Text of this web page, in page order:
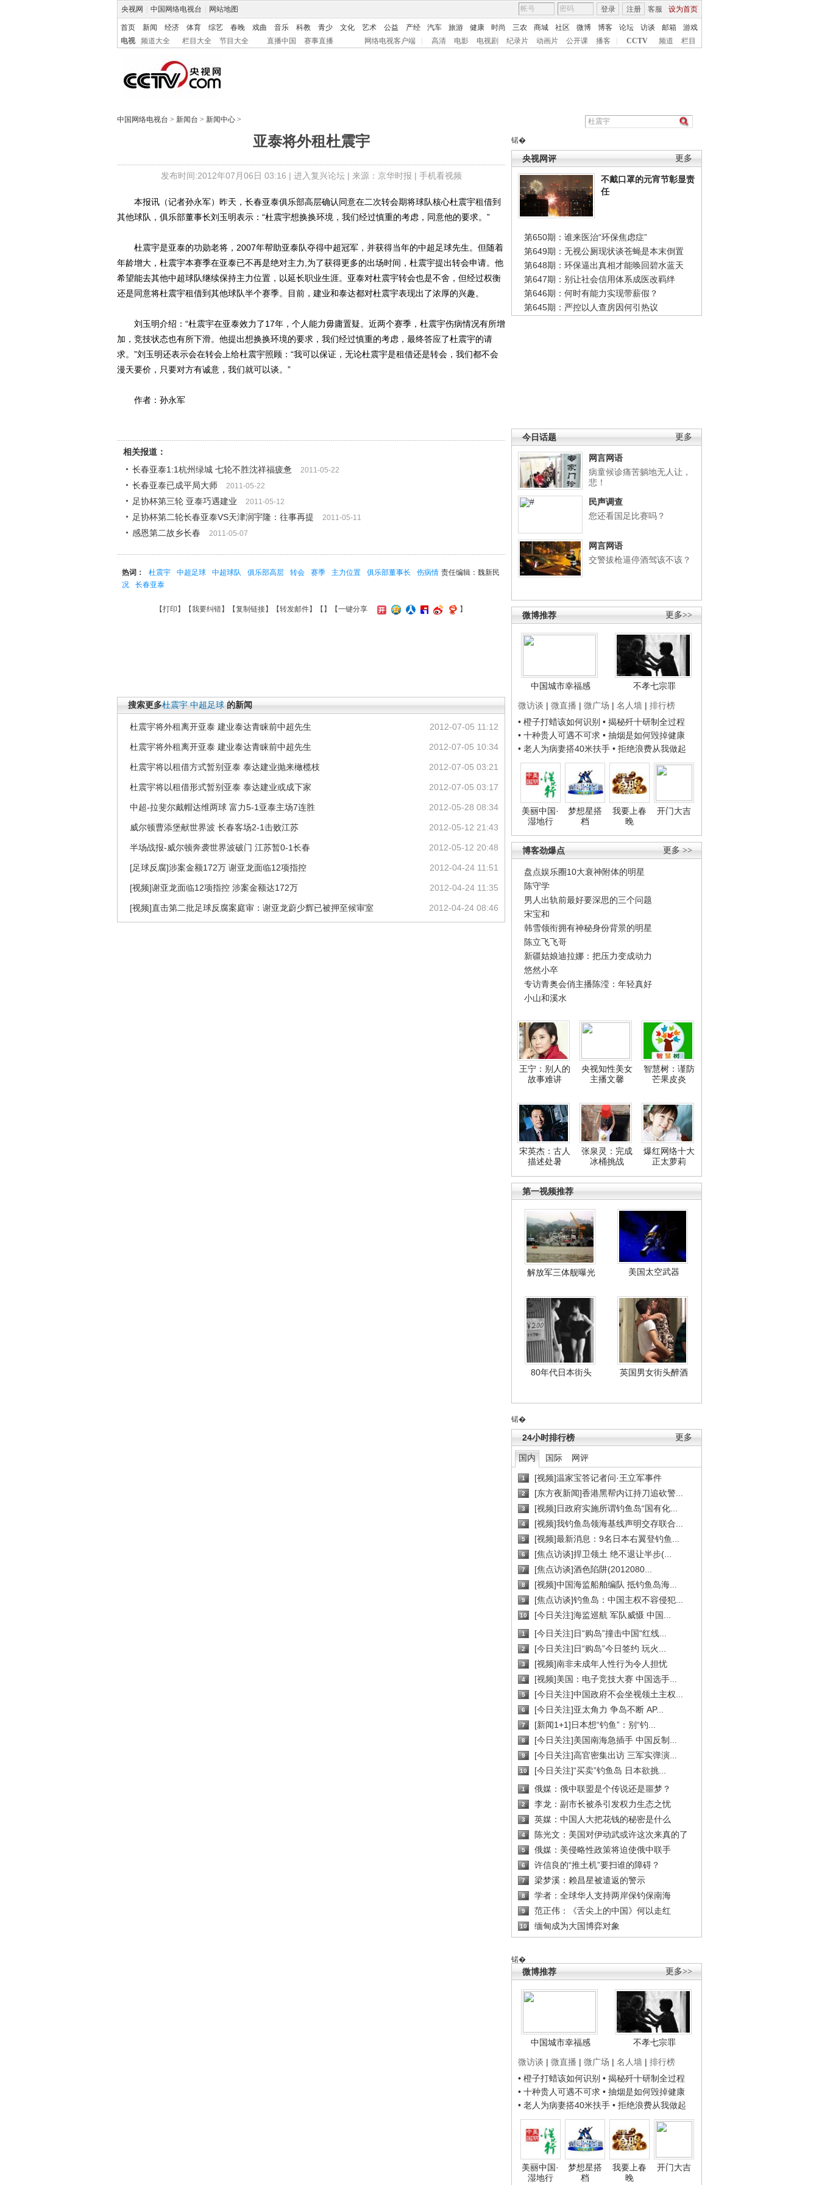
央视网 中国网络电视台 网站地图 客服 设为首页
登录 注册
首页 新闻 经济 体育 综艺 春晚 戏曲 音乐 科教 青少 文化 艺术 公益 产经 汽车 旅游 健康 时尚 三农 商城 社区 微博 博客 论坛 访谈 邮箱
游戏
电视
频道大全 栏目大全 节目大全 直播中国 赛事直播 网络电视客户端 高清 电影 电视剧 纪录片 动画片 公开课 播客 CCTV 频道 栏目
中国网络电视台 > 新闻台 > 新闻中心 >
亚泰将外租杜震宇
发布时间:2012年07月06日 03:16 | 进入复兴论坛| 来源：京华时报 | 手机看视频
锘�
更多
央视网评
不戴口罩的元宵节彰显责
任
第650期：谁来医治“环保焦虑症”
第649期：无视公厕现状谈苍蝇是本末倒置
第648期：环保逼出真相才能唤回碧水蓝天
第647期：别让社会信用体系成医改羁绊
第646期：何时有能力实现带薪假？
第645期：严控以人查房因何引热议
更多
今日话题
网言网语
病童候诊痛苦躺地无人让，
悲！
民声调查
您还看国足比赛吗？
网言网语
交警拔枪逼停酒驾该不该？
更多>>
微博推荐
中国城市幸福感
不孝七宗罪
微访谈 | 微直播 | 微广场 | 名人墙 | 排行榜
• 橙子打蜡该如何识别 • 揭秘歼十研制全过程
• 十种贵人可遇不可求 • 抽烟是如何毁掉健康
• 老人为病妻搭40米扶手 • 拒绝浪费从我做起
美丽中国·
湿地行
梦想星搭
档
我要上春
晚
开门大吉
更多 >>
博客劲爆点
盘点娱乐圈10大衰神附体的明星
陈守学
男人出轨前最好要深思的三个问题
宋宝和
韩雪领衔拥有神秘身份背景的明星
陈立飞飞哥
新疆姑娘迪拉娜：把压力变成动力
悠然小卒
专访青奥会俏主播陈滢：年轻真好
小山和溪水
王宁：别人的
故事难讲
央视知性美女
主播文馨
智慧树：谨防
芒果皮炎
宋英杰：古人
描述处暑
张泉灵：完成
冰桶挑战
爆红网络十大
正太萝莉
第一视频推荐
解放军三体舰曝光 美国太空武器
80年代日本街头 英国男女街头醉酒
锘�
更多
24小时排行榜
国内 国际 网评
1 [视频]温家宝答记者问·王立军事件
2 [东方夜新闻]香港黑帮内讧持刀追砍警...
3 [视频]日政府实施所谓钓鱼岛“国有化...
4 [视频]我钓鱼岛领海基线声明交存联合...
5 [视频]最新消息：9名日本右翼登钓鱼...
6 [焦点访谈]捍卫领土 绝不退让半步(...
7 [焦点访谈]酒色陷阱(2012080...
8 [视频]中国海监船舶编队 抵钓鱼岛海...
9 [焦点访谈]钓鱼岛：中国主权不容侵犯...
10 [今日关注]海监巡航 军队威慑 中国...
1 [今日关注]日“购岛”撞击中国“红线...
2 [今日关注]日“购岛”今日签约 玩火...
3 [视频]南非未成年人性行为令人担忧
4 [视频]美国：电子竞技大赛 中国选手...
5 [今日关注]中国政府不会坐视领土主权...
6 [今日关注]亚太角力 争岛不断 AP...
7 [新闻1+1]日本想“钓鱼”：别“钓...
8 [今日关注]美国南海急插手 中国反制...
9 [今日关注]高官密集出访 三军实弹演...
10 [今日关注]“买卖”钓鱼岛 日本欲挑...
1 俄媒：俄中联盟是个传说还是噩梦？
2 李龙：副市长被杀引发权力生态之忧
3 英媒：中国人大把花钱的秘密是什么
4 陈光文：美国对伊动武或许这次来真的了
5 俄媒：美侵略性政策将迫使俄中联手
6 许信良的“推土机”要扫谁的障碍？
7 梁梦溪：赖昌星被遣返的警示
8 学者：全球华人支持两岸保钓保南海
9 范正伟：《舌尖上的中国》何以走红
10 缅甸成为大国博弈对象
锘�
更多>>
微博推荐
中国城市幸福感
不孝七宗罪
微访谈 | 微直播 | 微广场 | 名人墙 | 排行榜
• 橙子打蜡该如何识别 • 揭秘歼十研制全过程
• 十种贵人可遇不可求 • 抽烟是如何毁掉健康
• 老人为病妻搭40米扶手 • 拒绝浪费从我做起
美丽中国·
湿地行
梦想星搭
档
我要上春
晚
开门大吉
本报讯（记者孙永军）昨天，长春亚泰俱乐部高层确认同意在二次转会期将球队核心杜震宇租借到
其他球队，俱乐部董事长刘玉明表示：“杜震宇想换换环境，我们经过慎重的考虑，同意他的要求。”
杜震宇是亚泰的功勋老将，2007年帮助亚泰队夺得中超冠军，并获得当年的中超足球先生。但随着
年龄增大，杜震宇本赛季在亚泰已不再是绝对主力,为了获得更多的出场时间，杜震宇提出转会申请。他
希望能去其他中超球队继续保持主力位置，以延长职业生涯。亚泰对杜震宇转会也是不舍，但经过权衡
还是同意将杜震宇租借到其他球队半个赛季。目前，建业和泰达都对杜震宇表现出了浓厚的兴趣。
刘玉明介绍：“杜震宇在亚泰效力了17年，个人能力毋庸置疑。近两个赛季，杜震宇伤病情况有所增
加，竞技状态也有所下滑。他提出想换换环境的要求，我们经过慎重的考虑，最终答应了杜震宇的请
求。”刘玉明还表示会在转会上给杜震宇照顾：“我可以保证，无论杜震宇是租借还是转会，我们都不会
漫天要价，只要对方有诚意，我们就可以谈。”
作者：孙永军
相关报道：
长春亚泰1:1杭州绿城 七轮不胜沈祥福疲惫
2011-05-22
长春亚泰已成平局大师 2011-05-22
足协杯第三轮 亚泰巧遇建业 2011-05-12
足协杯第二轮长春亚泰VS天津润宇隆：往事再提 2011-05-11
感恩第二故乡长春 2011-05-07
责任编辑：魏新民
热词： 杜震宇 中超足球 中超球队 俱乐部高层 转会 赛季 主力位置 俱乐部董事长
伤病情
况
长春亚泰
【打印 】【我要纠错】【复制链接】【转发邮件】【 】 【一键分享 】
搜索更多杜震宇 中超足球 的新闻
2012-07-05 11:12
杜震宇将外租离开亚泰 建业泰达青睐前中超先生
2012-07-05 10:34
杜震宇将外租离开亚泰 建业泰达青睐前中超先生
2012-07-05 03:21
杜震宇将以租借方式暂别亚泰 泰达建业抛来橄榄枝
2012-07-05 03:17
杜震宇将以租借形式暂别亚泰 泰达建业或成下家
2012-05-28 08:34
中超-拉斐尔戴帽达维两球 富力5-1亚泰主场7连胜
2012-05-12 21:43
威尔顿曹添堡献世界波 长春客场2-1击败江苏
2012-05-12 20:48
半场战报-威尔顿奔袭世界波破门 江苏暂0-1长春
2012-04-24 11:51
[足球反腐]涉案金额172万 谢亚龙面临12项指控
2012-04-24 11:35
[视频]谢亚龙面临12项指控 涉案金额达172万
2012-04-24 08:46
[视频]直击第二批足球反腐案庭审：谢亚龙蔚少辉已被押至候审室